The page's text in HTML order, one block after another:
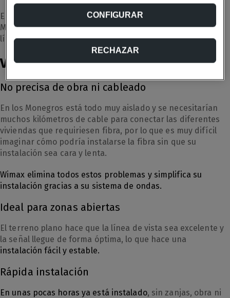
En una zona con un terreno plano y extenso como los
Monegros, esta tecnología aprovecha a la perfección la
línea de visión entre la antena y los receptores.
Ventajas de Wimax en los Monegros
No precisa de obra ni cableado
En los Monegros está todo muy aislado y se necesitarían
muchos kilómetros de cable para conectar las diferentes
viviendas que requiriesen fibra, por lo que es muy difícil
imaginar cómo podría instalarse la fibra sin que su
instalación sea cara y lenta.
Wimax elimina todos estos problemas y simplifica su
instalación gracias a su sistema de ondas.
Ideal para zonas abiertas
El terreno plano hace que la línea de vista sea excelente y
la señal llegue de forma óptima, lo que hace una
instalación fácil y estable.
Rápida instalación
En unas pocas horas ya está instalado, sin zanjas, obra ni
RECHAZAR
CONFIGURAR